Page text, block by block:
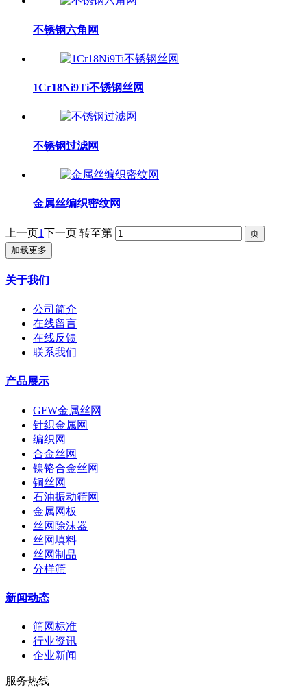
不锈钢六角网
1Cr18Ni9Ti不锈钢丝网
不锈钢过滤网
金属丝编织密纹网
上一页1下一页 转至第
加载更多
关于我们
公司简介
在线留言
在线反馈
联系我们
产品展示
GFW金属丝网
针织金属网
编织网
合金丝网
镍铬合金丝网
铜丝网
石油振动筛网
金属网板
丝网除沫器
丝网填料
丝网制品
分样筛
新闻动态
筛网标准
行业资讯
企业新闻
服务热线